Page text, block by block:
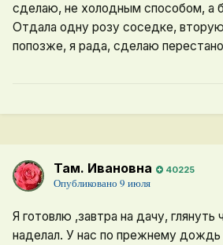
сделаю, не холодным способом, а
Отдала одну розу соседке,
попозже, я рада, сделаю
Там. Ивановна 40225
Опубликовано 9 июля
Я готовлю ,завтра на дачу,
наделал. У нас по прежнему дождь